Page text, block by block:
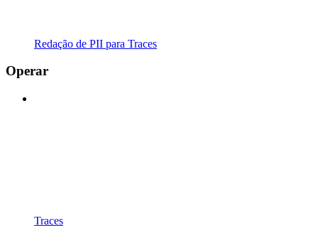
Redação de PII para Traces
Operar
Traces